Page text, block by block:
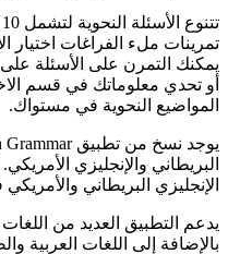
تمرينات ملء الفراغات اختيار
يمكنك التمرن على الأسئلة
أو تحدي معلوماتك في قسم
المواضيع النحوية في مستواك.
البريطاني والإنجليزي
الإنجليزي البريطاني
يدعم التطبيق العديد من اللغات
بالإضافة إلى اللغات العربية